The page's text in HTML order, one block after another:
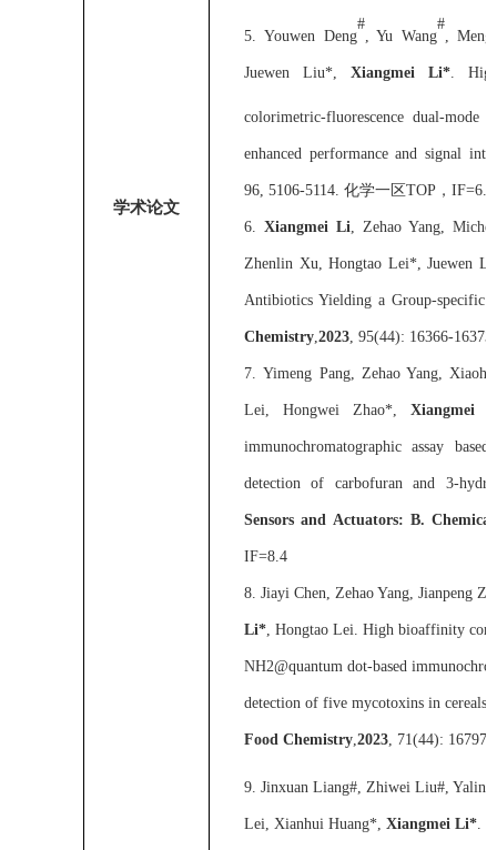
学术论文
5.Youwen Deng
#
, Yu Wang
#
,
Juewen Liu*, Xiangmei Li*.
colorimetric-fluorescence dual-
enhanced performance and signal
96, 5106-5114. 化学一区TOP ， IF=6.7
6. Xiangmei Li , Zehao Yang,
Zhenlin Xu, Hongtao Lei*, Juewen
Antibiotics Yielding a Group-specific
Chemistry 2023 , 95(44): 16366-16373.
7.Yimeng Pang, Zehao Yang,
Lei, Hongwei Zhao*, Xiangmei
immunochromatographic assay
detection of carbofuran and 3-
Sensors and Actuators: B. Chemical
IF=8.4
8. Jiayi Chen, Zehao Yang, Jianpeng
Li* , Hongtao Lei. High bioaffinity
NH2@quantum dot-based
detection of five mycotoxins in cereals
Food Chemistry 2023 , 71(44):
9. Jinxuan Liang#, Zhiwei Liu#, Yalin
Lei, Xianhui Huang*, Xiangmei Li*